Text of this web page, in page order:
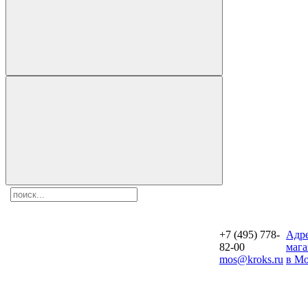
+7 (495) 778-
82-00
mos@kroks.ru в